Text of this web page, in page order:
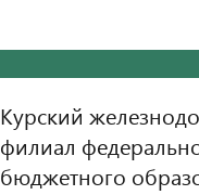
Курский
филиал
бюджетного